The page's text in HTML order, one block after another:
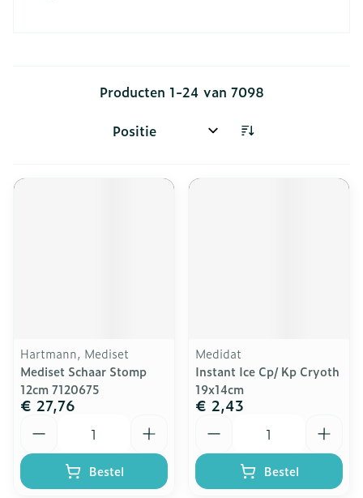
Producten 1-24 van 7098
Sorteer op:
Hartmann, Mediset
Mediset Schaar Stomp
12cm 7120675
€ 27,76
Bestel
Medidat
Instant Ice Cp/ Kp Cryoth
19x14cm
€ 2,43
Bestel